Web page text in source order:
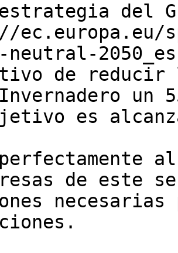
del
neutral-
de reducir
un
es
de este
necesarias